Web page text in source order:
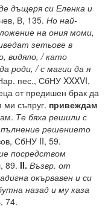
дъщеря си Еленка и
В, 135. Но най-
на ония моми,
зетьове в
видяло, / като
роди, / с магии да я
пес., СбНУ XXXVI,
от предишен брак да
ми съпруг. привеждам
Те бяха решили с
решението
СбНУ II, 59.
посредством
89. II. Възвр. от
окървавен и си
назад и му каза
74.